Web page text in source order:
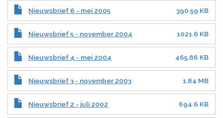
Nieuwsbrief 6 - mei 2005 390.59 KB
Nieuwsbrief 5 - november 2004 1021.6 KB
Nieuwsbrief 4 - mei 2004 465.86 KB
Nieuwsbrief 3 - november 2003 1.84 MB
Nieuwsbrief 2 - juli 2002 694.6 KB